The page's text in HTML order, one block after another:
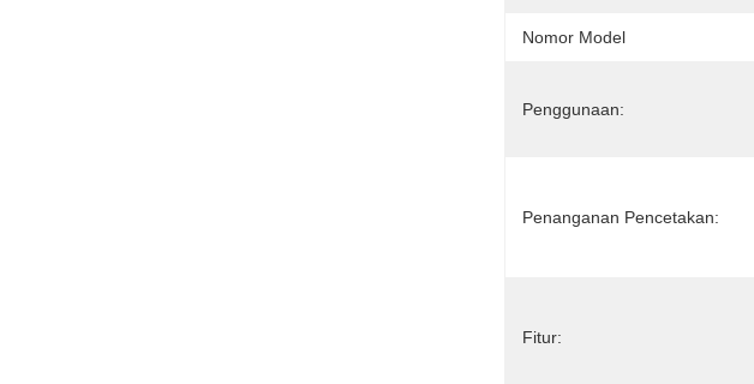
Nomor Model
Penggunaan:
Penanganan Pencetakan:
Fitur: